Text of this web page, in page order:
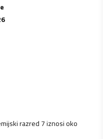
razred 7 iznosi oko